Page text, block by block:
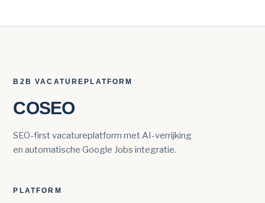
B2B VACATUREPLATFORM
COSEO
SEO-first vacatureplatform met AI-verrijking
en automatische Google Jobs integratie.
PLATFORM